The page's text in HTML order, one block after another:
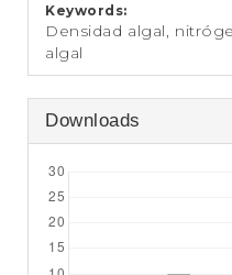
Keywords:
Densidad algal,
algal
Downloads